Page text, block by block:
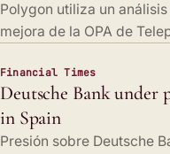
Polygon utiliza un
mejora de la OPA de
Financial Times
Deutsche Bank under
in Spain
Presión sobre Deutsche